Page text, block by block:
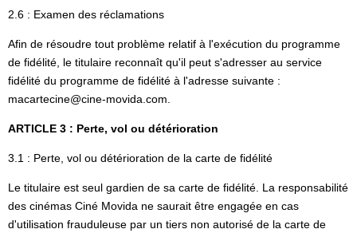
2.6 : Examen des réclamations
Afin de résoudre tout problème relatif à l'exécution du programme
de fidélité, le titulaire reconnaît qu'il peut s'adresser au service
fidélité du programme de fidélité à l'adresse suivante :
macartecine@cine-movida.com.
ARTICLE 3 : Perte, vol ou détérioration
3.1 : Perte, vol ou détérioration de la carte de fidélité
Le titulaire est seul gardien de sa carte de fidélité. La responsabilité
des cinémas Ciné Movida ne saurait être engagée en cas
d'utilisation frauduleuse par un tiers non autorisé de la carte de